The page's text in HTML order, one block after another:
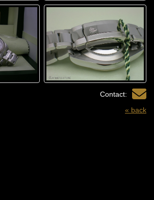
Contact:
« back